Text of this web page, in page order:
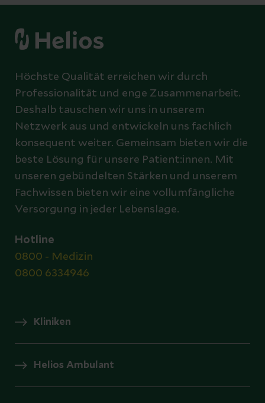
Höchste Qualität erreichen wir durch
Professionalität und enge Zusammenarbeit.
Deshalb tauschen wir uns in unserem
Netzwerk aus und entwickeln uns fachlich
konsequent weiter. Gemeinsam bieten wir die
beste Lösung für unsere Patient:innen. Mit
unseren gebündelten Stärken und unserem
Fachwissen bieten wir eine vollumfängliche
Versorgung in jeder Lebenslage.
Hotline
0800 - Medizin
0800 6334946
Kliniken
Helios Ambulant